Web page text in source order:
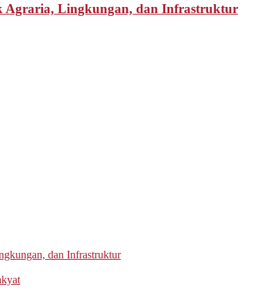
Agraria, Lingkungan, dan Infrastruktur
dan Infrastruktur